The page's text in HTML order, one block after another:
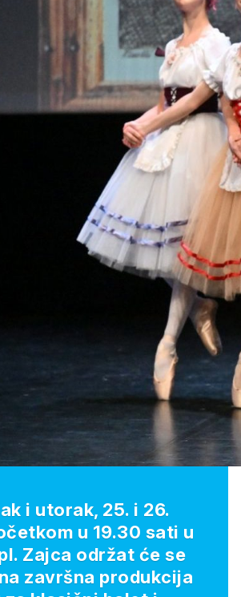
i utorak, 25. i 26.
u 19.30 sati u
Zajca održat će se
završna produkcija